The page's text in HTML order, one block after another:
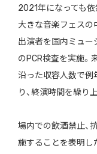
2021年になっても
大きな音楽フェスの
出演者を国内ミュー
のPCR検査を実施。
沿った収容人数で例
り、終演時間を繰り
場内での飲酒禁止、
施することを表明し